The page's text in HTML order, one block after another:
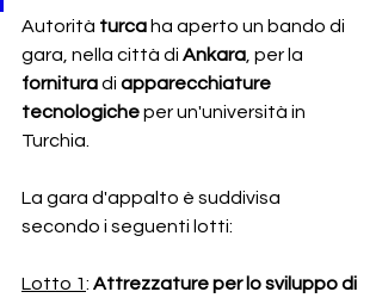
Autorità turca ha aperto un bando di
gara, nella città di Ankara per la
fornitura di apparecchiature
tecnologiche per un'università in
Turchia.
La gara d'appalto è suddivisa
secondo i seguenti lotti:
Lotto 1: Attrezzature per lo sviluppo di